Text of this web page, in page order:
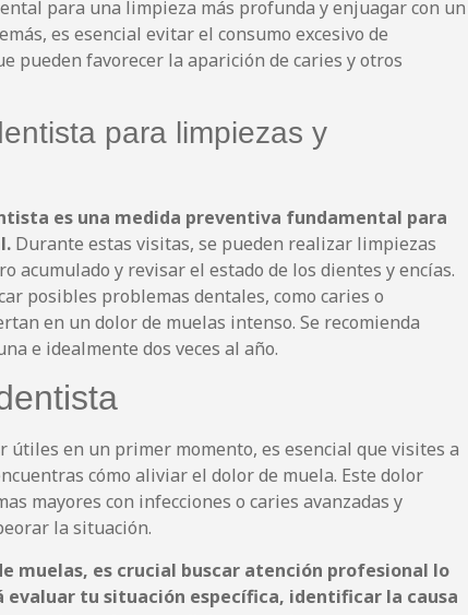
para una limpieza más profunda y enjuagar con un
es esencial evitar el consumo excesivo de
pueden favorecer la aparición de caries y otros
para limpiezas y
es una medida preventiva fundamental para
Durante estas visitas, se pueden realizar limpiezas
acumulado y revisar el estado de los dientes y encías.
posibles problemas dentales, como caries o
en un dolor de muelas intenso. Se recomienda
e idealmente dos veces al año.
útiles en un primer momento, es esencial que visites a
cómo aliviar el dolor de muela. Este dolor
mayores con infecciones o caries avanzadas y
la situación.
muelas, es crucial buscar atención profesional lo
evaluar tu situación específica, identificar la causa